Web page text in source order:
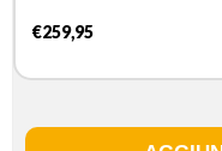
resistente agli urti, processore
3nm, monitoraggio attivita
€259,95